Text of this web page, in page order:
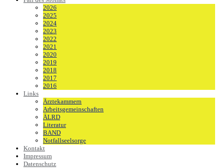
2026
2025
2024
2023
2022
2021
2020
2019
2018
2017
2016
Links
Ärztekammern
Arbeitsgemeinschaften
ÄLRD
Literatur
BAND
Notfallseelsorge
Kontakt
Impressum
Datenschutz